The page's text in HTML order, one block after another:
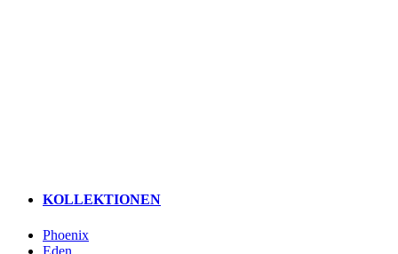
KOLLEKTIONEN
Phoenix
Eden